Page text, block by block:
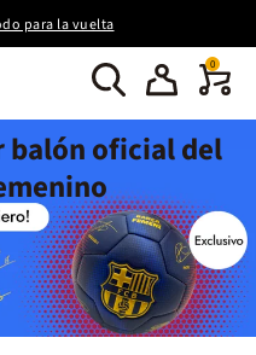
para la vuelta
0
balón oficial del